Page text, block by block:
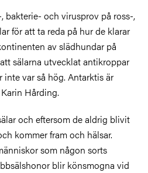
bakterie- och virusprov på ross-,
för att ta reda på hur de klarar
av slädhundar på
sälarna utvecklat antikroppar
var så hög. Antarktis är
Hårding.
och eftersom de aldrig blivit
kommer fram och hälsar.
som någon sorts
blir könsmogna vid